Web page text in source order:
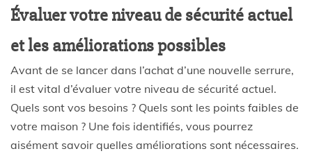
Évaluer votre niveau de sécurité actuel
et les améliorations possibles
Avant de se lancer dans l’achat d’une nouvelle serrure,
il est vital d’évaluer votre niveau de sécurité actuel.
Quels sont vos besoins ? Quels sont les points faibles de
votre maison ? Une fois identifiés, vous pourrez
aisément savoir quelles améliorations sont nécessaires.